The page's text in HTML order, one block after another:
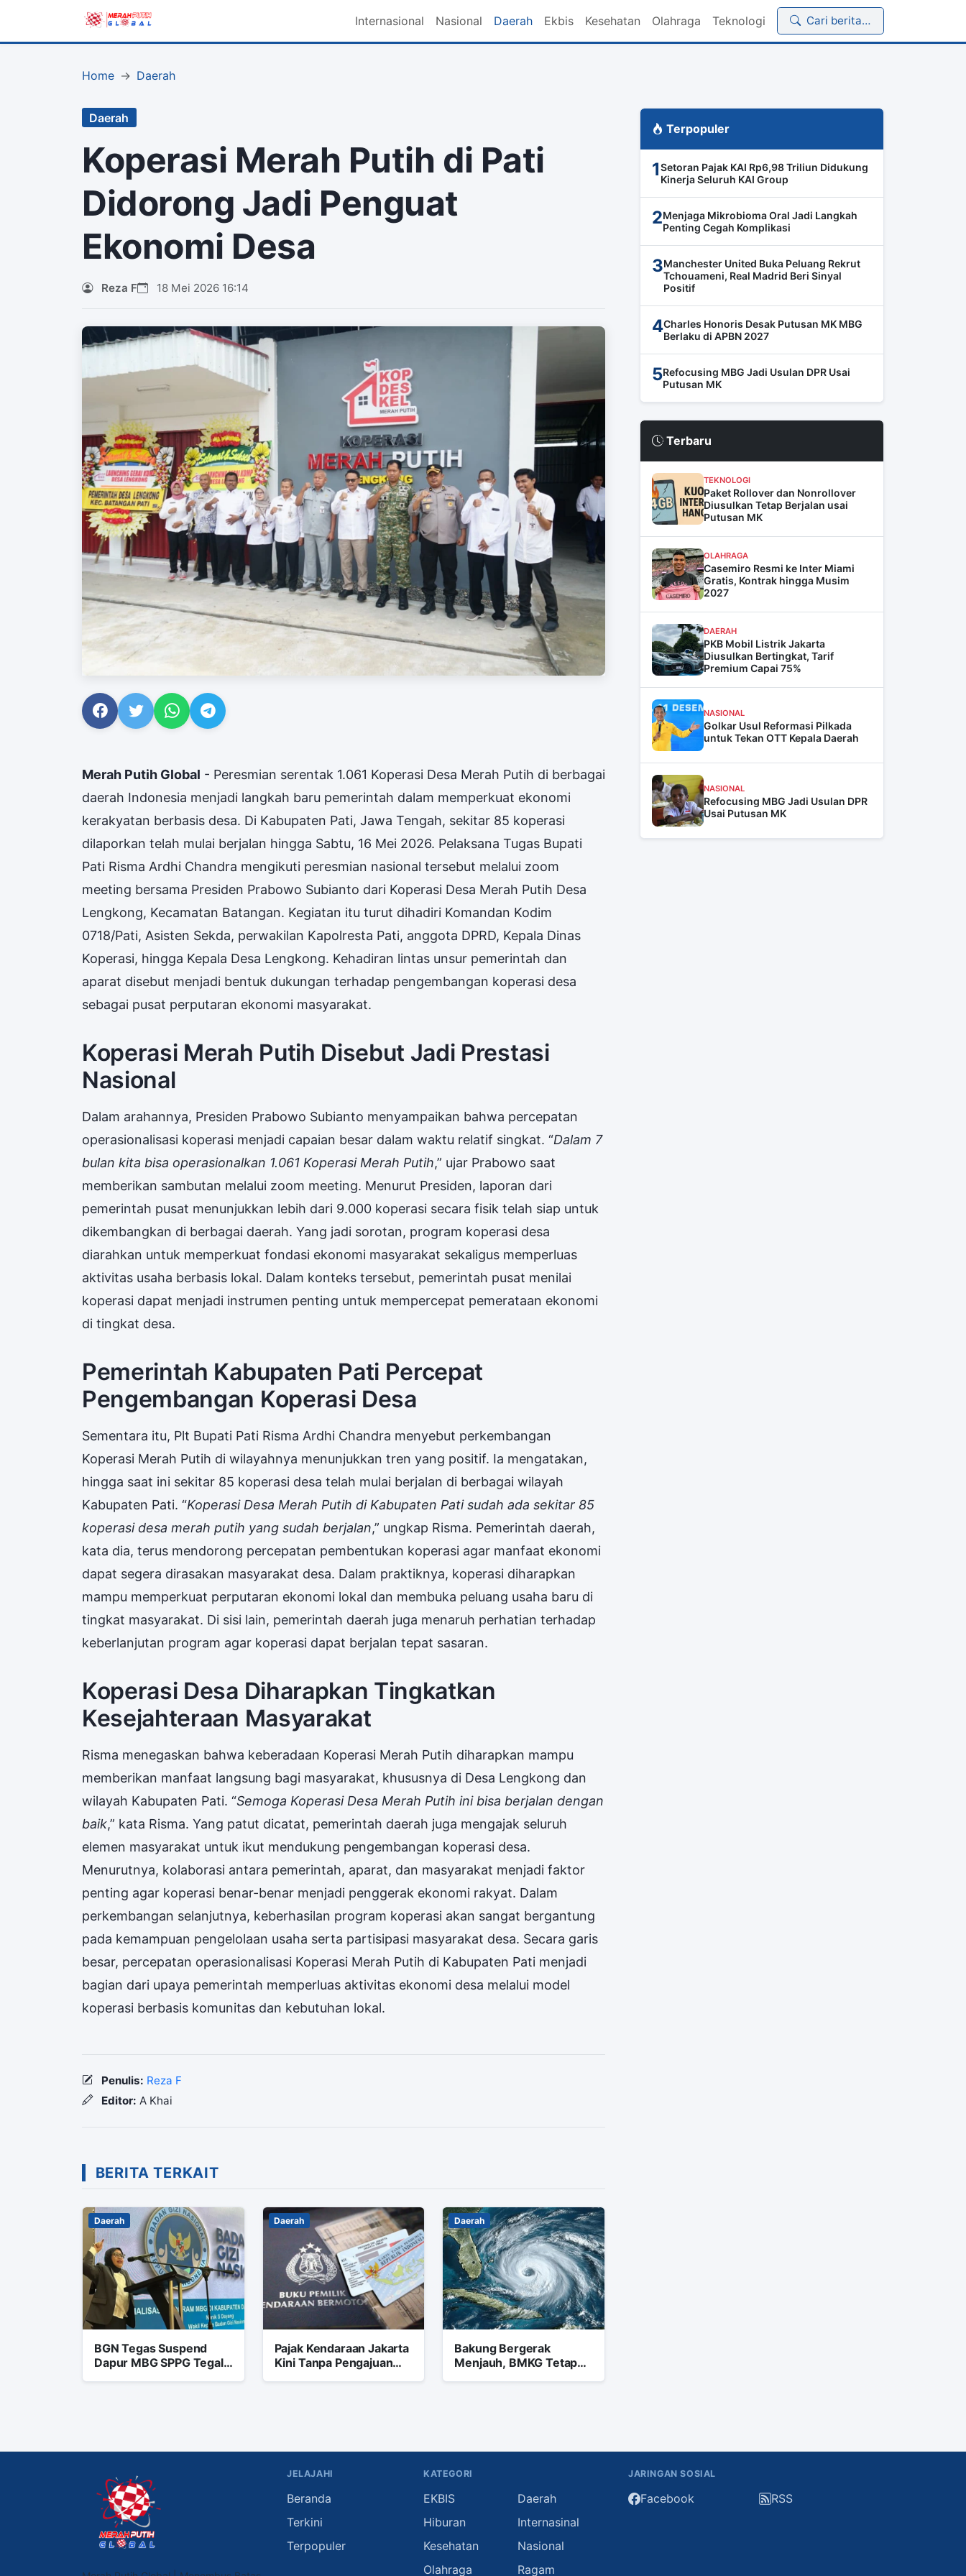
Internasional Nasional Daerah Ekbis Kesehatan Olahraga Teknologi Cari berita…
Home Daerah
Daerah
Koperasi Merah Putih di Pati
Didorong Jadi Penguat
Ekonomi Desa
Reza F 18 Mei 2026 16:14
Merah Putih Global - Peresmian serentak 1.061 Koperasi Desa Merah Putih di berbagai
daerah Indonesia menjadi langkah baru pemerintah dalam memperkuat ekonomi
kerakyatan berbasis desa. Di Kabupaten Pati, Jawa Tengah, sekitar 85 koperasi
dilaporkan telah mulai berjalan hingga Sabtu, 16 Mei 2026. Pelaksana Tugas Bupati
Pati Risma Ardhi Chandra mengikuti peresmian nasional tersebut melalui zoom
meeting bersama Presiden Prabowo Subianto dari Koperasi Desa Merah Putih Desa
Lengkong, Kecamatan Batangan. Kegiatan itu turut dihadiri Komandan Kodim
0718/Pati, Asisten Sekda, perwakilan Kapolresta Pati, anggota DPRD, Kepala Dinas
Koperasi, hingga Kepala Desa Lengkong. Kehadiran lintas unsur pemerintah dan
aparat disebut menjadi bentuk dukungan terhadap pengembangan koperasi desa
sebagai pusat perputaran ekonomi masyarakat.
Koperasi Merah Putih Disebut Jadi Prestasi
Nasional
Dalam arahannya, Presiden Prabowo Subianto menyampaikan bahwa percepatan
operasionalisasi koperasi menjadi capaian besar dalam waktu relatif singkat. “Dalam 7
bulan kita bisa operasionalkan 1.061 Koperasi Merah Putih,” ujar Prabowo saat
memberikan sambutan melalui zoom meeting. Menurut Presiden, laporan dari
pemerintah pusat menunjukkan lebih dari 9.000 koperasi secara fisik telah siap untuk
dikembangkan di berbagai daerah. Yang jadi sorotan, program koperasi desa
diarahkan untuk memperkuat fondasi ekonomi masyarakat sekaligus memperluas
aktivitas usaha berbasis lokal. Dalam konteks tersebut, pemerintah pusat menilai
koperasi dapat menjadi instrumen penting untuk mempercepat pemerataan ekonomi
di tingkat desa.
Pemerintah Kabupaten Pati Percepat
Pengembangan Koperasi Desa
Sementara itu, Plt Bupati Pati Risma Ardhi Chandra menyebut perkembangan
Koperasi Merah Putih di wilayahnya menunjukkan tren yang positif. Ia mengatakan,
hingga saat ini sekitar 85 koperasi desa telah mulai berjalan di berbagai wilayah
Kabupaten Pati. “Koperasi Desa Merah Putih di Kabupaten Pati sudah ada sekitar 85
koperasi desa merah putih yang sudah berjalan,” ungkap Risma. Pemerintah daerah,
kata dia, terus mendorong percepatan pembentukan koperasi agar manfaat ekonomi
dapat segera dirasakan masyarakat desa. Dalam praktiknya, koperasi diharapkan
mampu memperkuat perputaran ekonomi lokal dan membuka peluang usaha baru di
tingkat masyarakat. Di sisi lain, pemerintah daerah juga menaruh perhatian terhadap
keberlanjutan program agar koperasi dapat berjalan tepat sasaran.
Koperasi Desa Diharapkan Tingkatkan
Kesejahteraan Masyarakat
Risma menegaskan bahwa keberadaan Koperasi Merah Putih diharapkan mampu
memberikan manfaat langsung bagi masyarakat, khususnya di Desa Lengkong dan
wilayah Kabupaten Pati. “Semoga Koperasi Desa Merah Putih ini bisa berjalan dengan
baik,” kata Risma. Yang patut dicatat, pemerintah daerah juga mengajak seluruh
elemen masyarakat untuk ikut mendukung pengembangan koperasi desa.
Menurutnya, kolaborasi antara pemerintah, aparat, dan masyarakat menjadi faktor
penting agar koperasi benar-benar menjadi penggerak ekonomi rakyat. Dalam
perkembangan selanjutnya, keberhasilan program koperasi akan sangat bergantung
pada kemampuan pengelolaan usaha serta partisipasi masyarakat desa. Secara garis
besar, percepatan operasionalisasi Koperasi Merah Putih di Kabupaten Pati menjadi
bagian dari upaya pemerintah memperluas aktivitas ekonomi desa melalui model
koperasi berbasis komunitas dan kebutuhan lokal.
Penulis: Reza F
Editor: A Khai
BERITA TERKAIT
Daerah
BGN Tegas Suspend
Dapur MBG SPPG Tegal
Daerah
Pajak Kendaraan Jakarta
Kini Tanpa Pengajuan
Daerah
Bakung Bergerak
Menjauh, BMKG Tetap
Terpopuler
1Setoran Pajak KAI Rp6,98 Triliun Didukung
Kinerja Seluruh KAI Group
2Menjaga Mikrobioma Oral Jadi Langkah
Penting Cegah Komplikasi
3Manchester United Buka Peluang Rekrut
Tchouameni, Real Madrid Beri Sinyal
Positif
4Charles Honoris Desak Putusan MK MBG
Berlaku di APBN 2027
5Refocusing MBG Jadi Usulan DPR Usai
Putusan MK
Terbaru
TEKNOLOGI
Paket Rollover dan Nonrollover
Diusulkan Tetap Berjalan usai
Putusan MK
OLAHRAGA
Casemiro Resmi ke Inter Miami
Gratis, Kontrak hingga Musim
2027
DAERAH
PKB Mobil Listrik Jakarta
Diusulkan Bertingkat, Tarif
Premium Capai 75%
NASIONAL
Golkar Usul Reformasi Pilkada
untuk Tekan OTT Kepala Daerah
NASIONAL
Refocusing MBG Jadi Usulan DPR
Usai Putusan MK
JELAJAHI
Beranda
Terkini
Terpopuler
KATEGORI
EKBIS
Daerah
Hiburan
Internasinal
Kesehatan
Nasional
Olahraga
Ragam
JARINGAN SOSIAL
Facebook RSS